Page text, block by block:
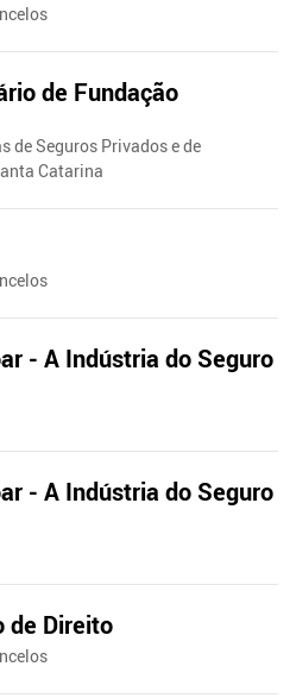
de Fundação
de Seguros Privados e de
Catarina
- A Indústria do Seguro
- A Indústria do Seguro
de Direito